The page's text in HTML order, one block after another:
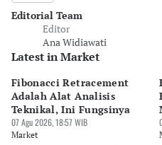
Editorial Team
Editor
Ana Widiawati
Latest in Market
Fibonacci Retracement
Adalah Alat Analisis
Teknikal, Ini Fungsinya
07 Agu 2026, 18:57 WIB
Market